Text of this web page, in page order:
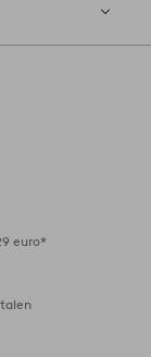
euro*